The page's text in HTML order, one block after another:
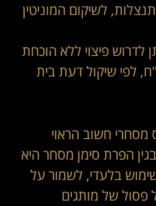
לשיקום המוניטין
לדרוש פיצוי ללא הוכחת
100,000 ש"ח, לפי שיקול דעת בית
חשוב הראוי
הפרת סימן מסחר היא
בלעדי, לשמור על
פסול של מותגים